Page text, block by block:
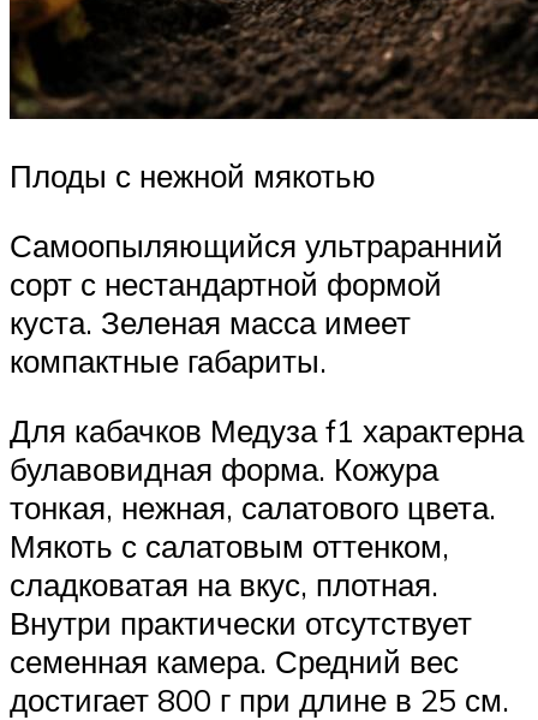
Плоды с нежной мякотью
Самоопыляющийся ультраранний
сорт с нестандартной формой
куста. Зеленая масса имеет
компактные габариты.
Для кабачков Медуза f1 характерна
булавовидная форма. Кожура
тонкая, нежная, салатового цвета.
Мякоть с салатовым оттенком,
сладковатая на вкус, плотная.
Внутри практически отсутствует
семенная камера. Средний вес
достигает 800 г при длине в 25 см.